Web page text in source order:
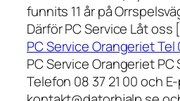
funnits 11 år på
Därför PC Service Låt oss
PC Service Orangeriet Tel
PC Service Orangeriet PC
Telefon 08 37 21 00 och